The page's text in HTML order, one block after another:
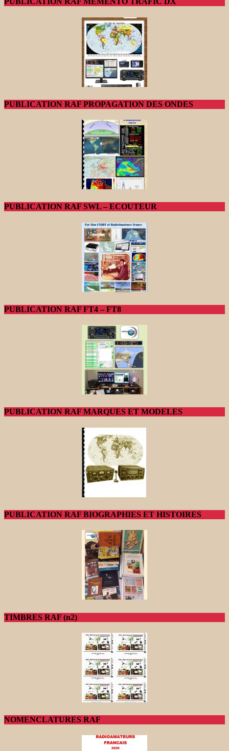
PUBLICATION RAF PROPAGATION DES ONDES
PUBLICATION RAF SWL – ECOUTEUR
PUBLICATION RAF FT4 – FT8
PUBLICATION RAF MARQUES ET MODELES
PUBLICATION RAF BIOGRAPHIES ET HISTOIRES
TIMBRES RAF (n2)
NOMENCLATURES RAF